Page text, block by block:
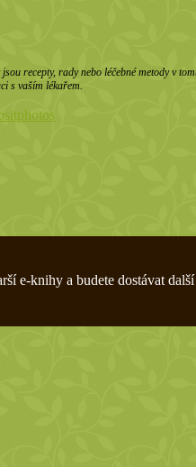
recepty, rady nebo léčebné metody v
s vaším lékařem.
e-knihy a budete dostávat